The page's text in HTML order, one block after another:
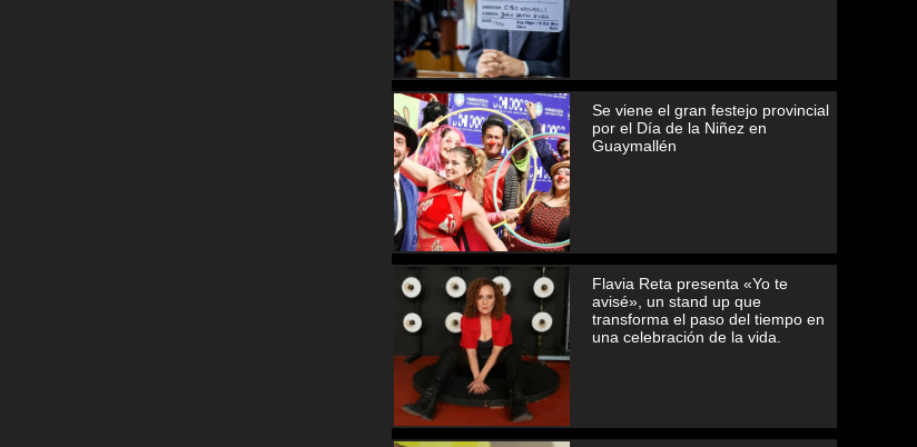
Se viene el gran festejo provincial
por el Día de la Niñez en
Guaymallén
Flavia Reta presenta «Yo te
avisé», un stand up que
transforma el paso del tiempo en
una celebración de la vida.